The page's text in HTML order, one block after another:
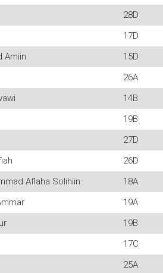
28D
17D
Amiin
15D
26A
14B
19B
27D
26D
Aflaha Solihiin
18A
19A
19B
17C
25A